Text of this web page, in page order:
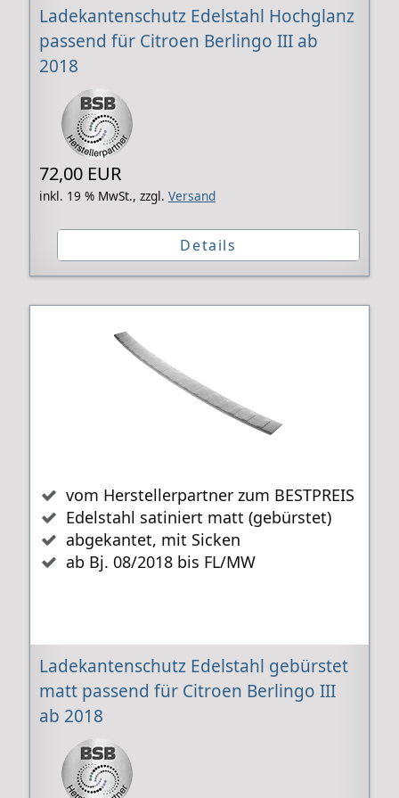
Ladekantenschutz Edelstahl Hochglanz
passend für Citroen Berlingo III ab
2018
72,00 EUR
inkl. 19 % MwSt., zzgl. Versand
Details
vom Herstellerpartner zum BESTPREIS
Edelstahl satiniert matt (gebürstet)
abgekantet, mit Sicken
ab Bj. 08/2018 bis FL/MW
Ladekantenschutz Edelstahl gebürstet
matt passend für Citroen Berlingo III
ab 2018